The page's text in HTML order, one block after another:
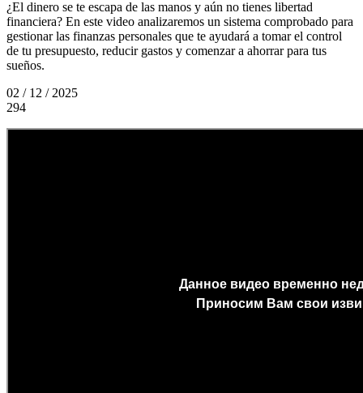
¿El dinero se te escapa de las manos y aún no tienes libertad
financiera? En este video analizaremos un sistema comprobado para
gestionar las finanzas personales que te ayudará a tomar el control
de tu presupuesto, reducir gastos y comenzar a ahorrar para tus
sueños.
02 / 12 / 2025
294